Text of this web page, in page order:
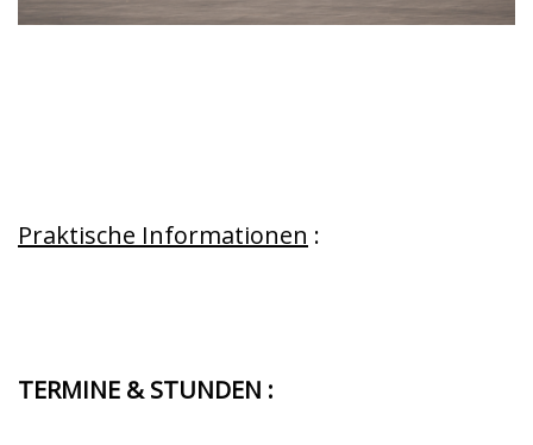
Praktische Informationen :
TERMINE & STUNDEN :